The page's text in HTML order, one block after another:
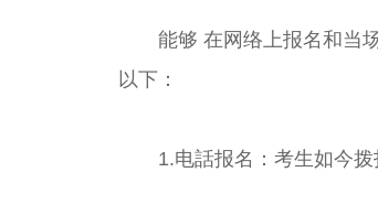
能够 在网络上报名和当场
以下：
1.电話报名：考生如今拨